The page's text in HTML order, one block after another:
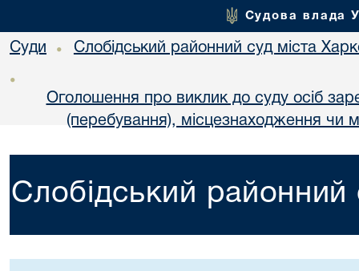
Судова влада
Суди • Слобідський районний суд міста
•
Оголошення про виклик до суду осіб
(перебування), місцезнаходження чи
Слобідський районний